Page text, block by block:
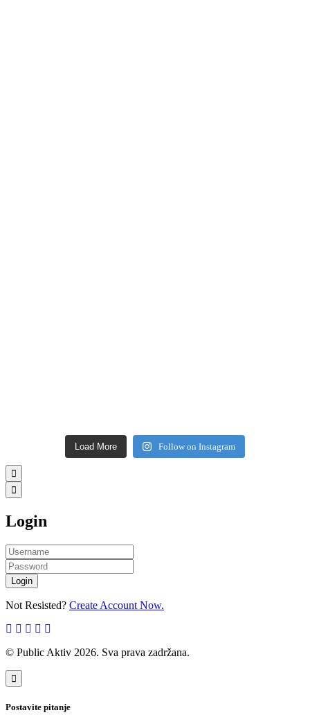
Load More Follow on Instagram
Login
Username
Password
Login
Not Resisted? Create Account Now.
© Public Aktiv 2026. Sva prava zadržana.
Postavite pitanje